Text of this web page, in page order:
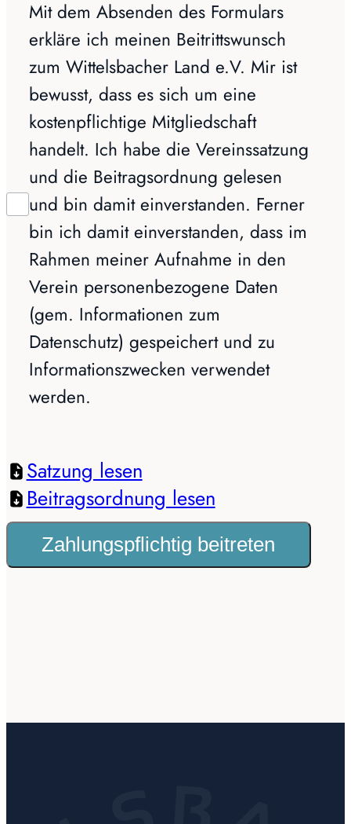
Mit dem Absenden des Formulars
erkläre ich meinen Beitrittswunsch
zum Wittelsbacher Land e.V. Mir ist
bewusst, dass es sich um eine
kostenpflichtige Mitgliedschaft
handelt. Ich habe die Vereinssatzung
und die Beitragsordnung gelesen
und bin damit einverstanden. Ferner
bin ich damit einverstanden, dass im
Rahmen meiner Aufnahme in den
Verein personenbezogene Daten
(gem. Informationen zum
Datenschutz) gespeichert und zu
Informationszwecken verwendet
werden.
Satzung lesen
Beitragsordnung lesen
Zahlungspflichtig beitreten